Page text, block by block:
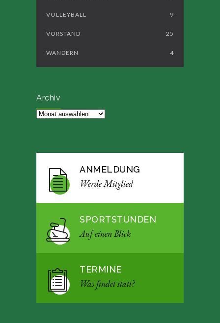
VOLLEYBALL 9
VORSTAND 25
WANDERN 4
Archiv
Archiv
ANMELDUNG
Werde Mitglied
SPORTSTUNDEN
Auf einen Blick
TERMINE
Was findet statt?